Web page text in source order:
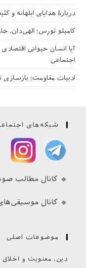
دربارهٔ هدایای ابلهانه و
کامیلو تورِس؛ الهی‌دان،
آیا انسان حیوانی
اجتماعی
ادبیات مقاومت؛ بازسازی
شبکه‌های
🔹 کانال مطالب
🔹 کانال
موضوعات اصلی
دین، معنویت و اخلاق